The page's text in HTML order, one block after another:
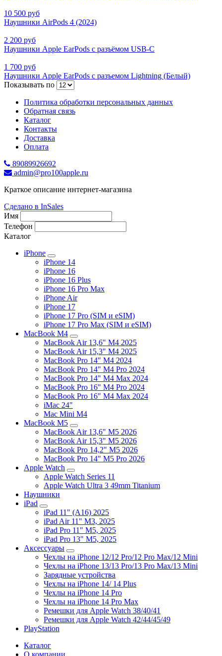
10 500 руб
Наушники AirPods 4 (2024)
2 200 руб
Наушники Apple EarPods с разъёмом USB-C
1 700 руб
Наушники Apple EarPods с разъемом Lightning (Белый)
Показывать по
Политика обработки персональных данных
Обратная связь
Каталог
Контакты
Доставка
Оплата
89089926692
admin@pro100apple.ru
Краткое описание интернет-магазина
Сделано в InSales
Имя
Телефон
Каталог
iPhone
iPhone 14
iPhone 16
iPhone 16 Plus
iPhone 16 Pro Max
iPhone Air
iPhone 17
iPhone 17 Pro (SIM и eSIM)
iPhone 17 Pro Max (SIM и eSIM)
MacBook M4
MacBook Air 13,6" M4 2025
MacBook Air 15,3" M4 2025
MacBook Pro 14" M4 2024
MacBook Pro 14" M4 Pro 2024
MacBook Pro 14" M4 Max 2024
MacBook Pro 16" M4 Pro 2024
MacBook Pro 16" M4 Max 2024
iMac 24"
Mac Mini M4
MacBook M5
MacBook Air 13,6" M5 2026
MacBook Air 15,3" M5 2026
MacBook Pro 14,2" M5 2026
MacBook Pro 14" M5 Pro 2026
Apple Watch
Apple Watch Series 11
Apple Watch Ultra 3 49mm Titanium
Наушники
iPad
iPad 11" (A16) 2025
iPad Air 11" M3, 2025
iPad Pro 11" M5, 2025
iPad Pro 13" M5, 2025
Аксессуары
Чехлы на iPhone 12/12 Pro/12 Pro Max/12 Mini
Чехлы на iPhone 13/13 Pro/13 Pro Max/13 Mini
Зарядные устройства
Чехлы на iPhone 14/ 14 Plus
Чехлы на iPhone 14 Pro
Чехлы на iPhone 14 Pro Max
Ремешки для Apple Watch 38/40/41
Ремешки для Apple Watch 42/44/45/49
PlayStation
Каталог
О компании